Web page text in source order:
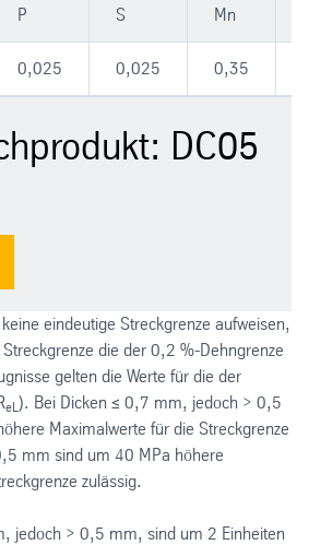
P S Mn
0,025 0,025 0,35
DC05
eindeutige Streckgrenze aufweisen,
die der 0,2 %-Dehngrenze
gelten die Werte für die der
eL). Bei Dicken ≤ 0,7 mm, jedoch > 0,5
Maximalwerte für die Streckgrenze
mm sind um 40 MPa höhere
zulässig.
jedoch > 0,5 mm, sind um 2 Einheiten